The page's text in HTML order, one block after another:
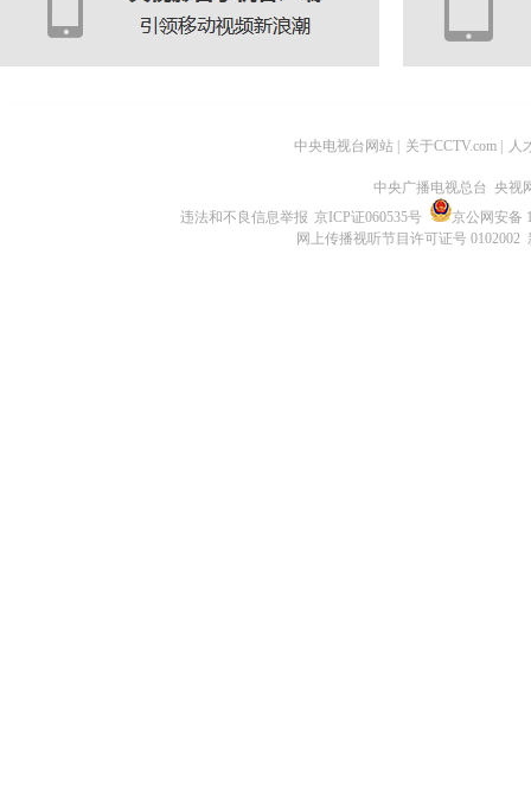
中央电视台网站 关于CCTV.com 人
中央广播电视总台 央视
违法和不良信息举报 京ICP证060535号
京公网安备
网上传播视听节目许可证号 0102002